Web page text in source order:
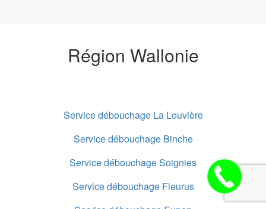
Région Wallonie
Service débouchage La Louvière
Service débouchage Binche
Service débouchage Soignies
Service débouchage Fleurus